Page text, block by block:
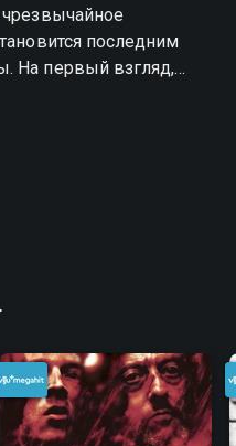
последним
На первый взгляд,
случай.